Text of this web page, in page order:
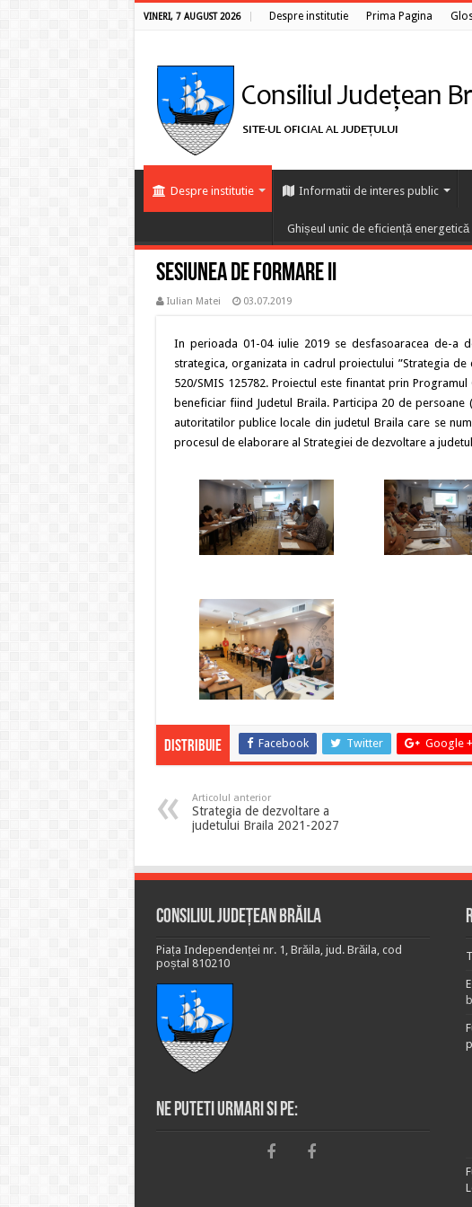
VINERI, 7 AUGUST 2026 Despre institutie Prima Pagina
Despre institutie Informatii de interes public
Ghișeul unic de eficiență energetică
Sesiunea de formare II
Iulian Matei 03.07.2019
In perioada 01-04 iulie 2019 se desfasoaracea de-a
strategica, organizata in cadrul proiectului ”Strategia
520/SMIS 125782. Proiectul este finantat prin
beneficiar fiind Judetul Braila. Participa 20 de
autoritatilor publice locale din judetul Braila care se
procesul de elaborare al Strategiei de dezvoltare a
Distribuie Facebook Twitter Google +
Articolul anterior
Strategia de dezvoltare a
judetului Braila 2021-2027
Consiliul Județean Brăila
Piața Independenței nr. 1, Brăila, jud. Brăila, cod
poștal 810210
Ne puteti urmari si pe: